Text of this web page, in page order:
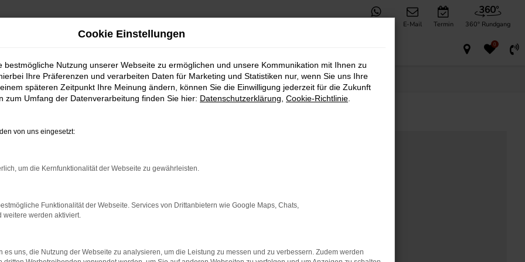
E-Mail Termin 360° Rundgang
0
Cookie Einstellungen
bestmögliche Nutzung unserer Webseite zu ermöglichen und unsere Kommunikation mit Ihnen zu
Ihre Präferenzen und verarbeiten Daten für Marketing und Statistiken nur, wenn Sie uns Ihre
späteren Zeitpunkt Ihre Meinung ändern, können Sie die Einwilligung jederzeit für die Zukunft
zum Umfang der Datenverarbeitung finden Sie hier: Datenschutzerklärung Cookie-Richtlinie
von uns eingesetzt:
um die Kernfunktionalität der Webseite zu gewährleisten.
Funktionalität der Webseite. Services von Drittanbietern wie Google Maps, Chats,
weitere werden aktiviert.
es uns, die Nutzung der Webseite zu analysieren, um die Leistung zu messen und zu verbessern. Zudem werden